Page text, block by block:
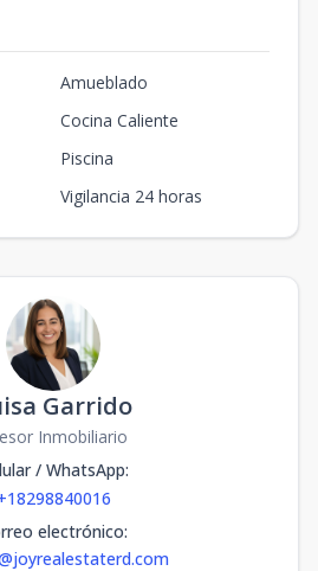
Amueblado
Cocina Caliente
Piscina
Vigilancia 24 horas
Garrido
Inmobiliario
/ WhatsApp:
electrónico: